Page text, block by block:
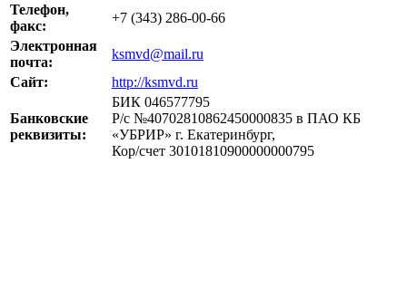
Телефон,
факс:
+7 (343) 286-00-66
Электронная
почта:
ksmvd@mail.ru
Сайт:
http://ksmvd.ru
Банковские
реквизиты:
БИК 046577795
Р/с №40702810862450000835 в ПАО КБ
«УБРИР» г. Екатеринбург,
Кор/счет 30101810900000000795